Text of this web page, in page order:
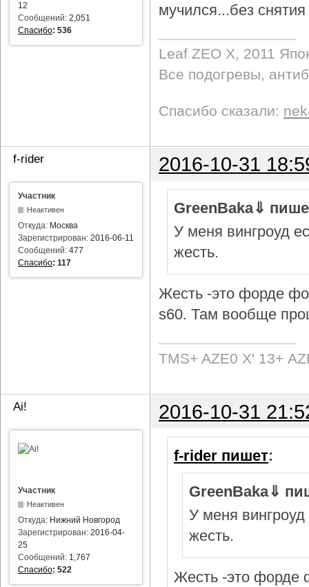
12
Сообщений: 2,051
Спасибо: 536
мучился...без снятия
Leaf ZEO Х, 2011
Все подогревы,
Спасибо сказали:
f-rider 2016-10-31
Участник
Неактивен
Откуда: Москва
Зарегистрирован: 2016-06-11
Сообщений: 477
Спасибо: 117
GreenBaka⇓
У меня вингроуд
жесть.
Жесть -это форде
s60. Там вообще
TMS+ AZE0 Х' 13+
Ai! 2016-10-31
Участник
Неактивен
Откуда: Нижний Новгород
Зарегистрирован: 2016-04-
25
Сообщений: 1,767
Спасибо: 522
f-rider пишет:
GreenBaka⇓
У меня вингроуд
жесть.
Жесть -это форде